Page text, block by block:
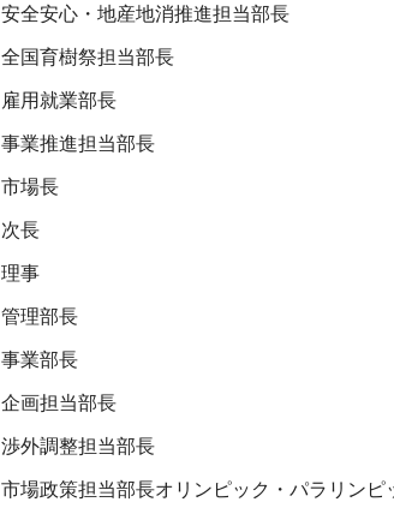
安全安心・地産地消推進担当部長
全国育樹祭担当部長
雇用就業部長
事業推進担当部長
市場長
次長
理事
管理部長
事業部長
企画担当部長
渉外調整担当部長
市場政策担当部長オリンピック・パラリンピ